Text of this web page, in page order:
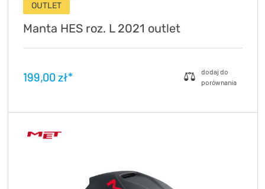
OUTLET
Manta HES roz. L 2021 outlet
199,00 zł*